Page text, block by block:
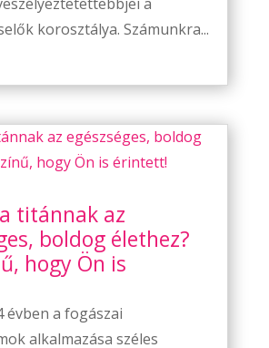
a
korosztálya. Számunkra...
titánnak az
boldog élethez?
hogy Ön is
évben a fogászai
alkalmazása széles